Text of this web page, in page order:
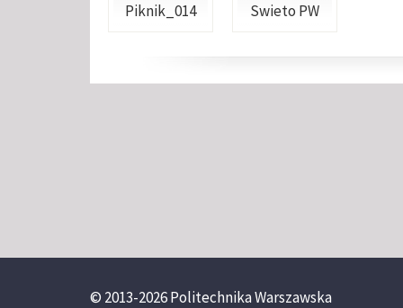
Piknik_014 Swieto PW
© 2013-2026 Politechnika Warszawska